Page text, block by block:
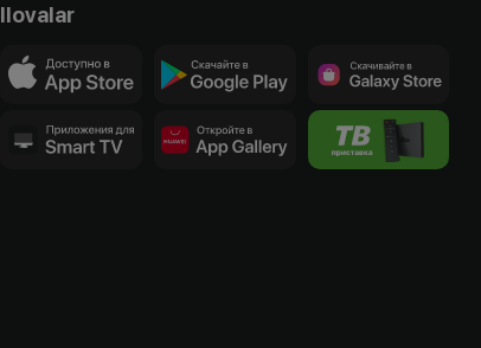
Ilovalar